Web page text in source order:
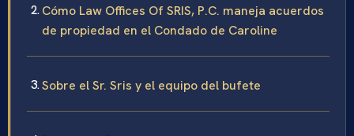
Cómo Law Offices Of SRIS, P.C. maneja acuerdos
de propiedad en el Condado de Caroline
Sobre el Sr. Sris y el equipo del bufete